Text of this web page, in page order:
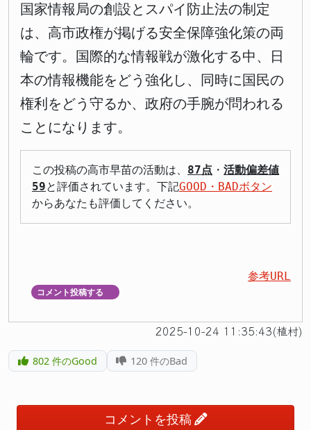
国家情報局の創設とスパイ防止法の制定
は、高市政権が掲げる安全保障強化策の両
輪です。国際的な情報戦が激化する中、日
本の情報機能をどう強化し、同時に国民の
権利をどう守るか、政府の手腕が問われる
ことになります。
この投稿の高市早苗の活動は、 87点 ・ 活動偏差値
59と評価されています。下記GOOD・BADボタン
からあなたも評価してください。
参考URL
コメント投稿する
2025-10-24 11:35:43(植村)
802 件のGood 120 件のBad
コメントを投稿